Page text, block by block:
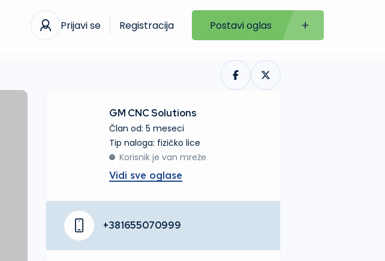
Prijavi se Registracija Postavi oglas
GM CNC Solutions
Član od: 5 meseci
tip naloga: fizičko lice
Korisnik je van mreže
Vidi sve oglase
+381655070999